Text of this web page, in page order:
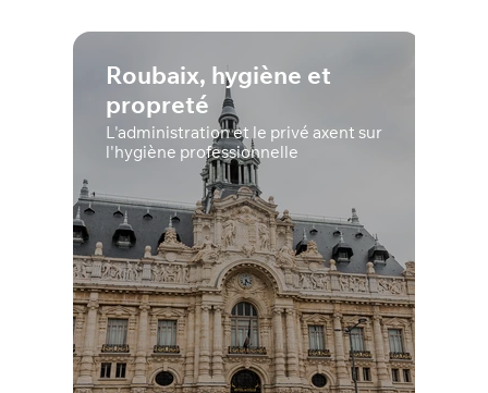
Roubaix, hygiène et
propreté
L'administration et le privé axent sur
l'hygiène professionnelle